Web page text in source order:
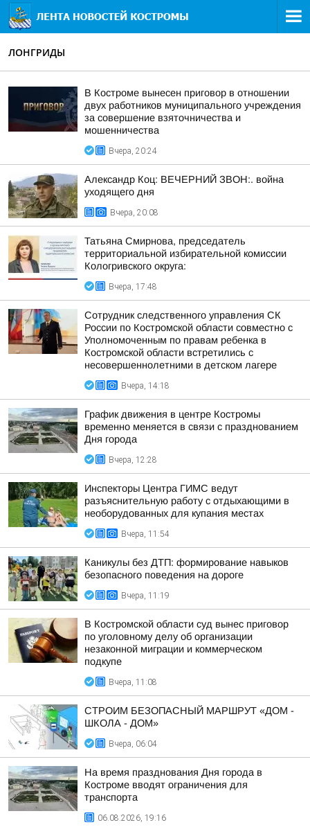
ЛОНГРИДЫ
В Костроме вынесен приговор в отношении
двух работников муниципального учреждения
за совершение взяточничества и
мошенничества
Вчера, 20:24
Александр Коц: ВЕЧЕРНИЙ ЗВОН:. война
уходящего дня
Вчера, 20:08
Татьяна Смирнова, председатель
территориальной избирательной комиссии
Кологривского округа:
Вчера, 17:48
Сотрудник следственного управления СК
России по Костромской области совместно с
Уполномоченным по правам ребенка в
Костромской области встретились с
несовершеннолетними в детском лагере
Вчера, 14:18
График движения в центре Костромы
временно меняется в связи с празднованием
Дня города
Вчера, 12:28
Инспекторы Центра ГИМС ведут
разъяснительную работу с отдыхающими в
необорудованных для купания местах
Вчера, 11:54
Каникулы без ДТП: формирование навыков
безопасного поведения на дороге
Вчера, 11:19
В Костромской области суд вынес приговор
по уголовному делу об организации
незаконной миграции и коммерческом
подкупе
Вчера, 11:08
СТРОИМ БЕЗОПАСНЫЙ МАРШРУТ «ДОМ -
ШКОЛА - ДОМ»
Вчера, 06:04
На время празднования Дня города в
Костроме вводят ограничения для
транспорта
06.08.2026, 19:16